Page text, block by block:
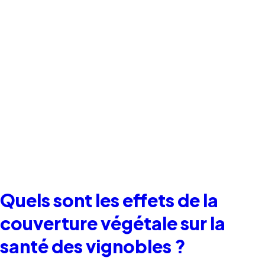
Quels sont les effets de la
couverture végétale sur la
santé des vignobles ?